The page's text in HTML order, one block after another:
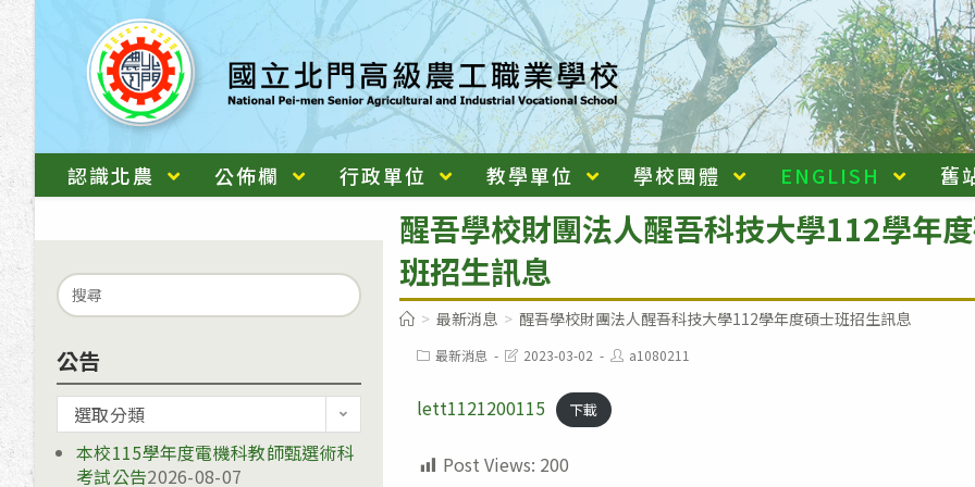
跳
主
要
內
容
認識北農 公佈欄 行政單位 教學單位 學校團體 ENGLISH 舊
醒吾學校財團法人醒吾科技大學112學年
班招生訊息
> 最新消息 > 醒吾學校財團法人醒吾科技大學112學年度碩士班招生訊息
Post最新消息
Post2023-03-02
Posta1080211
lett1121200115 下載
Post Views: 200
Search
for:
公告
告
選取分類
本校115學年度電機科教師甄選術科
考試公告2026-08-07